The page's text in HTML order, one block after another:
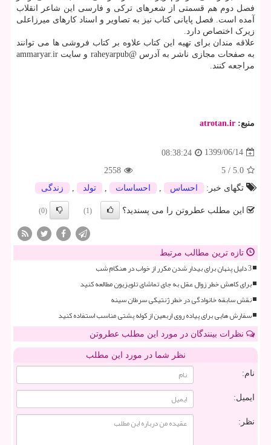
فصل دوم هم قسمتی از شعرهای ترکی و فارسی این شاعر انقلاب
آمده است. فصل پایانی کتاب نیز به تصاویر و اسناد کارهای میرزاعلی
زیرک اختصاص دارد.
علاقه مندان برای تهیه این کتاب علاوه بر کتاب فروشی ها می توانند
به صفحات مجازی ناشر به آدرس @raheyarpub و سایت ammaryar.ir
مراجعه کنند.
منبع: atrotan.ir
1399/06/14
08:38:24
5.0
/
5
2558
تگهای خبر:
احساس , احساسات , تولد , زندگی
این مطلب عطروتن را می پسندید؟ (1)
(0)
تازه ترین مطالب مرتبط
3 دلیل پنهان برای بیدار شدن مکرر از خواب در هنگام شب
برای کاهش خطر زوال عقل به جای تماشای تلویزیون مطالعه کنید
نقش سابقه خانوادگی در خطر ژنتیکی سرطان سینه
سفارش هایی برای پیاده روی اربعین از کوله پشتی مناسب استفاده کنید
نظرات بینندگان در مورد این مطلب عطروتن
نظر شما در مورد این مطلب
نام:
ایمیل:
نظر: